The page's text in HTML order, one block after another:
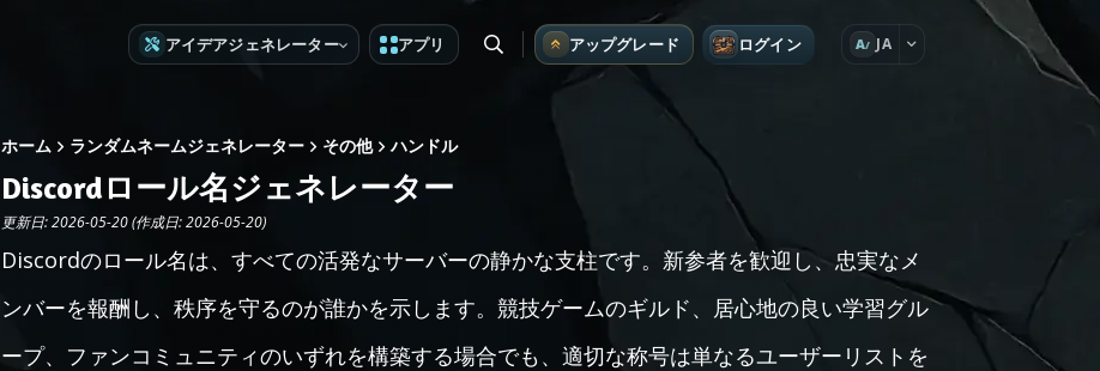
アイデアジェネレーター アプリ アップグレード ログイン A JA
ホーム ランダムネームジェネレーター その他 ハンドル
Discordロール名ジェネレーター
更新日: 2026-05-20 (作成日: 2026-05-20)
Discordのロール名は、すべての活発なサーバーの静かな支柱です。新参者を歓迎し、忠実なメ
ンバーを報酬し、秩序を守るのが誰かを示します。競技ゲームのギルド、居心地の良い学習グル
ープ、ファンコミュニティのいずれを構築する場合でも、適切な称号は単なるユーザーリストを